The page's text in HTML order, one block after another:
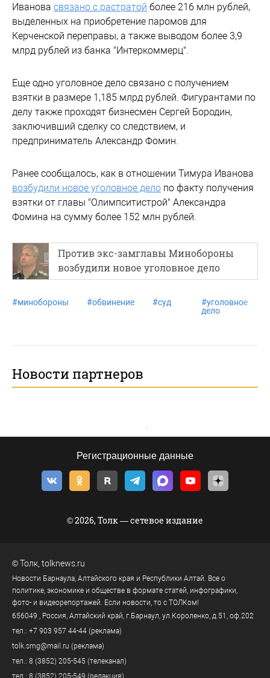
Иванова связано с растратой более 216 млн рублей,
выделенных на приобретение паромов для
Керченской переправы, а также выводом более 3,9
млрд рублей из банка "Интеркоммерц".
Еще одно уголовное дело связано с получением
взятки в размере 1,185 млрд рублей. Фигурантами по
делу также проходят бизнесмен Сергей Бородин,
заключивший сделку со следствием, и
предприниматель Александр Фомин.
Ранее сообщалось, как в отношении Тимура Иванова
возбудили новое уголовное дело по факту получения
взятки от главы "Олимпситистрой" Александра
Фомина на сумму более 152 млн рублей.
Против экс-замглавы Минобороны
возбудили новое уголовное дело
#минобороны #обвинение #суд #уголовное
дело
Новости партнеров
Регистрационные данные
© 2026, Толк — сетевое издание
©Толк tolknews.ru
Новости Барнаула, Алтайского края и Республики Алтай. Все о
политике, экономике и обществе в формате статей, инфографики,
фото- и видеорепортажей. Если новости, то с ТОЛКом!
656049
, Россия, Алтайский край, г. Барнаул ул.Короленко, д.51, оф.202
тел.: +7 903 957 44-44 (реклама)
tolk.smg@mail.ru (реклама)
тел.: 8 (3852) 205-545 (телеканал)
тел.: 8 (3852) 205-549 (редакция)